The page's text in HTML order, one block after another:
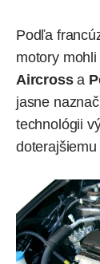
Podľa
motory
Aircrossa
jasne
technológii